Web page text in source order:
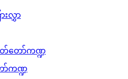
းလွှာ
တ်တော်ကဏ္ဍ
ကဏ္ဍ